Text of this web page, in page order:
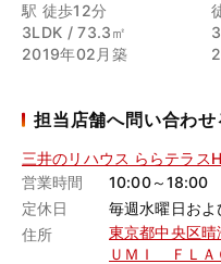
駅 徒歩12分
3LDK / 73.3㎡
2019年02月築
担当店舗へ問い合わせ
三井のリハウス ららテラス
営業時間
10:00～18:00
定休日
毎週水曜日およ
住所
東京都中央区
ＵＭＩ ＦＬ